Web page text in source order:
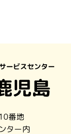
番地
ター内